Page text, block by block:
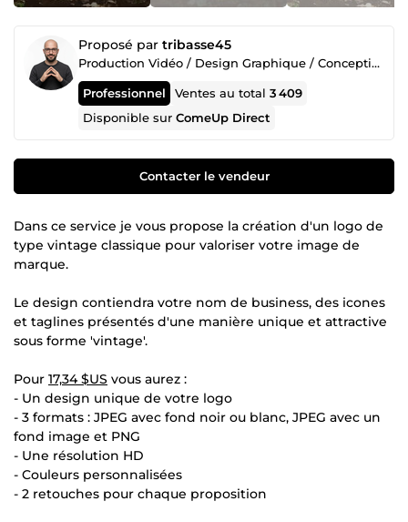
Proposé par tribasse45
Production Vidéo / Design Graphique / Conception Web / SEO
Professionnel Ventes au total3 409
Disponible surComeUp Direct
Contacter le vendeur
Dans ce service je vous propose la création d'un logo de
type vintage classique pour valoriser votre image de
marque.
Le design contiendra votre nom de business, des icones
et taglines présentés d'une manière unique et attractive
sous forme 'vintage'.
Pour 17,34 $US vous aurez :
- Un design unique de votre logo
- 3 formats : JPEG avec fond noir ou blanc, JPEG avec un
fond image et PNG
- Une résolution HD
- Couleurs personnalisées
- 2 retouches pour chaque proposition